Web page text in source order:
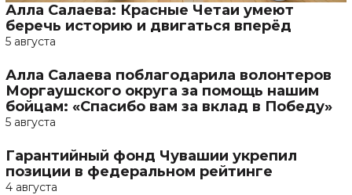
Алла Салаева: Красные Четаи умеют
беречь историю и двигаться вперёд
5 августа
Алла Салаева поблагодарила волонтеров
Моргаушского округа за помощь нашим
бойцам: «Спасибо вам за вклад в Победу»
5 августа
Гарантийный фонд Чувашии укрепил
позиции в федеральном рейтинге
4 августа